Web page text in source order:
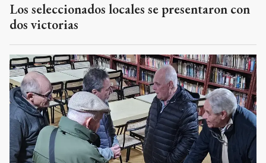
Los seleccionados locales se presentaron con
dos victorias